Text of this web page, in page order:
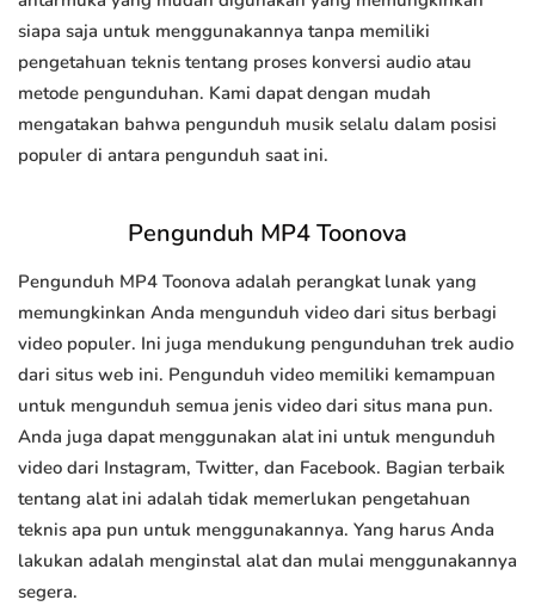
siapa saja untuk menggunakannya tanpa memiliki
pengetahuan teknis tentang proses konversi audio atau
metode pengunduhan. Kami dapat dengan mudah
mengatakan bahwa pengunduh musik selalu dalam posisi
populer di antara pengunduh saat ini.
Pengunduh MP4 Toonova
Pengunduh MP4 Toonova adalah perangkat lunak yang
memungkinkan Anda mengunduh video dari situs berbagi
video populer. Ini juga mendukung pengunduhan trek audio
dari situs web ini. Pengunduh video memiliki kemampuan
untuk mengunduh semua jenis video dari situs mana pun.
Anda juga dapat menggunakan alat ini untuk mengunduh
video dari Instagram, Twitter, dan Facebook. Bagian terbaik
tentang alat ini adalah tidak memerlukan pengetahuan
teknis apa pun untuk menggunakannya. Yang harus Anda
lakukan adalah menginstal alat dan mulai menggunakannya
segera.